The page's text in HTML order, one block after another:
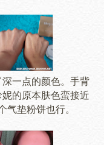
一点的颜色。手背
的原本肤色蛮接近
气垫粉饼也行。